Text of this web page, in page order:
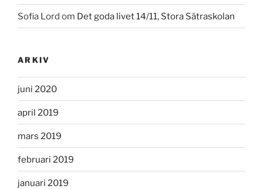
Sofia Lord om Det goda livet 14/11, Stora Sätraskolan
ARKIV
juni 2020
april 2019
mars 2019
februari 2019
januari 2019